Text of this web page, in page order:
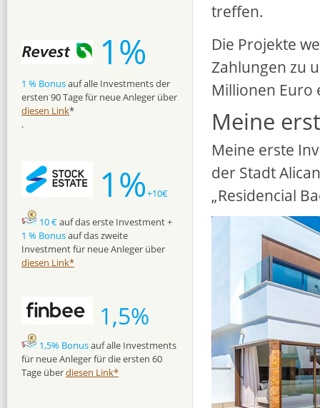
treffen.
Die Projekte
Zahlungen zu
Millionen Euro
Meine
Meine erste
der Stadt
„Residencial
1%
1 % Bonusauf alle Investments der
ersten 90 Tage für neue Anleger über
diesen Link*
.
1%+10€
10 €auf das erste Investment +
1 % Bonusauf das zweite
Investment für neue Anleger über
diesen Link*
1,5%
1,5% Bonusauf alle Investments
für neue Anleger für die ersten 60
Tage überdiesen Link*